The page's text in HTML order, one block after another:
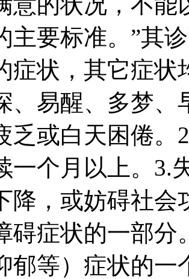
主要标准。”其
症状，其它症状
、易醒、多梦
乏或白天困倦。
一个月以上。3.
降，或妨碍社会
碍症状的一部分
郁等）症状的一